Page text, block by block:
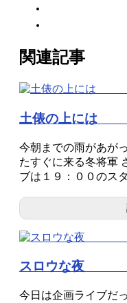
関連記事
土俵の上に
今朝までの雨があが
たすぐに来る冬将軍
ブは１９：００のス
スロウな
今日は企画ライブだ